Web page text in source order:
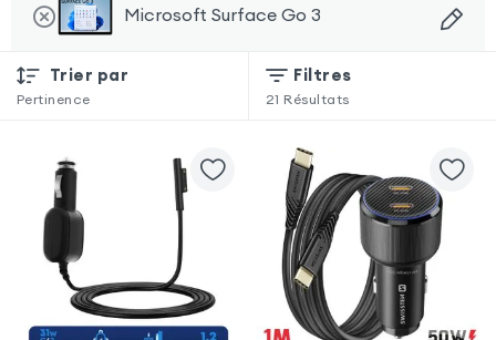
Microsoft Surface Go 3
Trier par
Pertinence
Filtres
21 Résultats